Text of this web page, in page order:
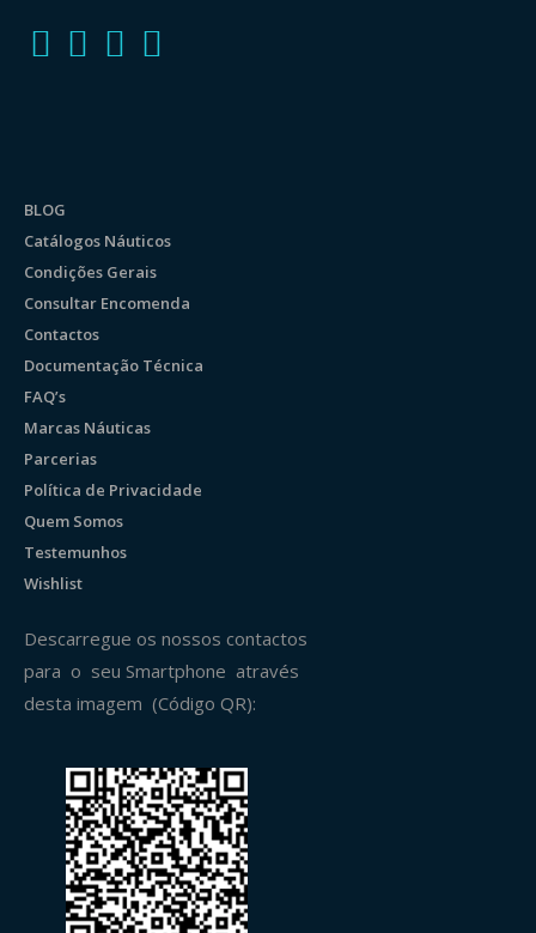
BLOG
Catálogos Náuticos
Condições Gerais
Consultar Encomenda
Contactos
Documentação Técnica
FAQ’s
Marcas Náuticas
Parcerias
Política de Privacidade
Quem Somos
Testemunhos
Wishlist
Descarregue os nossos contactos
para o seu Smartphone através
desta imagem (Código QR):